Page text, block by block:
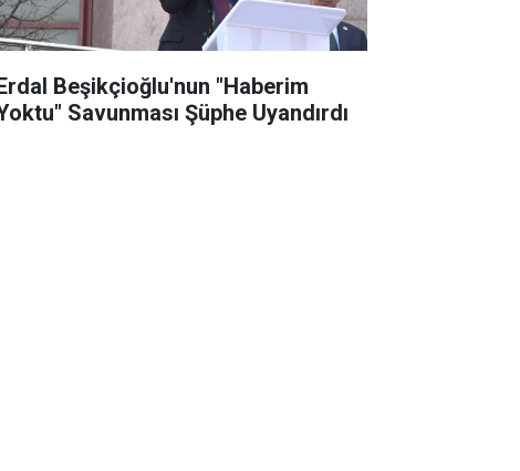
Beşikçioğlu'nun "Haberim
Savunması Şüphe Uyandırdı